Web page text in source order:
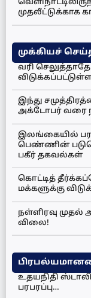
முதலீட்டுக்காக
முக்கியச்
வரி
இந்து
அக்டோபர் வரை
இலங்கையில்
பெண்ணின்
பகீர் தகவல்கள்
கொட்டித்
மக்களுக்கு
நள்ளிரவு முதல்
விலை!
உதயநிதி
பரபரப்பு…